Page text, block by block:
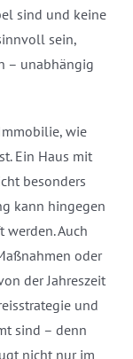
sind und keine
sein,
– unabhängig
wie
Ein Haus mit
besonders
kann hingegen
werden. Auch
oder
der Jahreszeit
und
sind – denn
nicht nur im